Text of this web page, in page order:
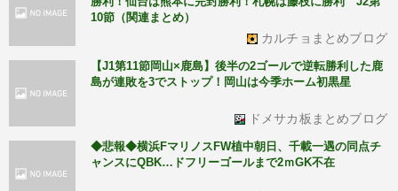
10節（関連まとめ）
カルチョまとめブログ
【J1第11節岡山×鹿島】後半の2ゴールで逆転勝利した鹿
島が連敗を3でストップ！岡山は今季ホーム初黒星
ドメサカ板まとめブログ
◆悲報◆横浜FマリノスFW植中朝日、千載一遇の同点チ
ャンスにQBK…ドフリーゴールまで2ｍGK不在